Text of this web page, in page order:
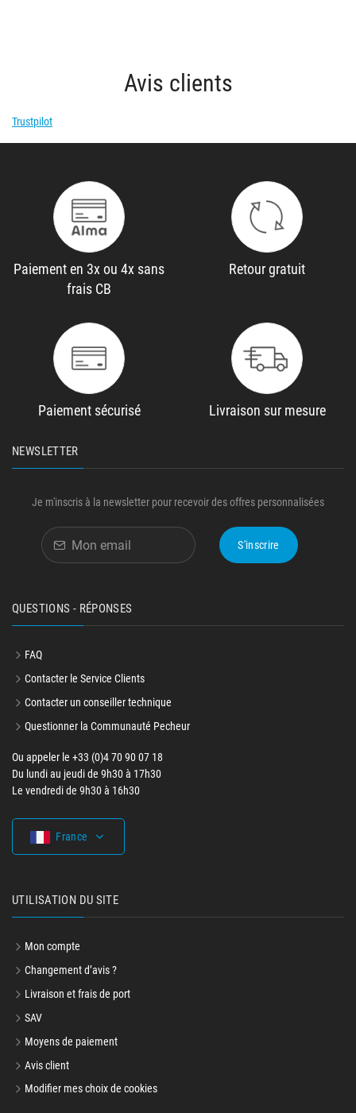
Avis clients
Trustpilot
Paiement en 3x ou 4x sans
frais CB
Retour gratuit
Paiement sécurisé Livraison sur mesure
NEWSLETTER
Je m'inscris à la newsletter pour recevoir des offres personnalisées
S'inscrire
QUESTIONS - RÉPONSES
FAQ
Contacter le Service Clients
Contacter un conseiller technique
Questionner la Communauté Pecheur
Ou appeler le +33 (0)4 70 90 07 18
Du lundi au jeudi de 9h30 à 17h30
Le vendredi de 9h30 à 16h30
France
UTILISATION DU SITE
Mon compte
Changement d’avis ?
Livraison et frais de port
SAV
Moyens de paiement
Avis client
Modifier mes choix de cookies